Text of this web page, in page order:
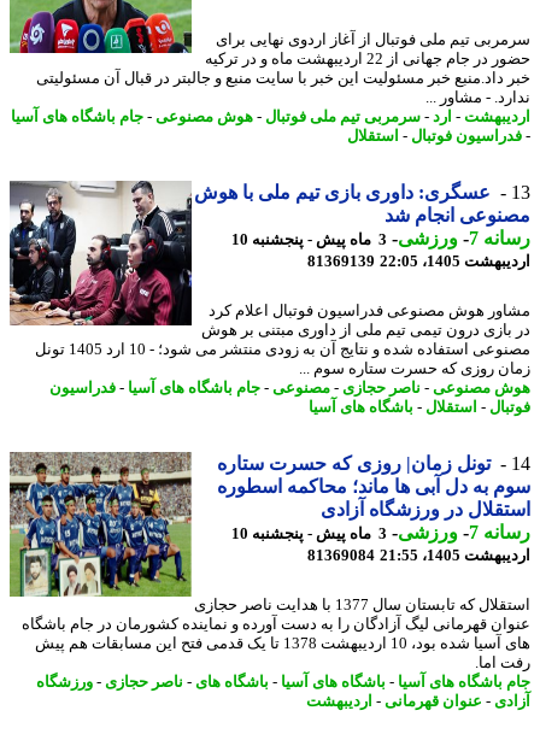
تیم ملی فوتبال از آغاز اردوی نهایی برای
حضور در جام جهانی از 22 اردیبهشت ماه و در ترکیه
داد.منبع خبر مسئولیت این خبر با سایت منبع و جالبتر در قبال آن مسئولیتی
- مشاور ...
-ارد - سرمربی تیم ملی فوتبال-هوش مصنوعی-جام باشگاه های آسیا
فوتبال-استقلال
عسگری: داوری بازی تیم ملی با هوش
انجام شد
7
-ورزشی-
3 ماه پیش - پنجشنبه 10
1405، 22:05
81369139
هوش مصنوعی فدراسیون فوتبال اعلام کرد
درون تیمی تیم ملی از داوری مبتنی بر هوش
مصنوعی استفاده شده و نتایج آن به زودی منتشر می شود؛ - 10 ارد 1405 تونل
روزی که حسرت ستاره سوم ...
مصنوعی-ناصر حجازی- مصنوعی-جام باشگاه های آسیا -فدراسیون
-استقلال-باشگاه های آسیا
تونل زمان| روزی که حسرت ستاره
به دل آبی ها ماند؛ محاکمه اسطوره
در ورزشگاه آزادی
7
-ورزشی-
3 ماه پیش - پنجشنبه 10
1405، 21:55
81369084
استقلال که تابستان سال 1377 با هدایت ناصر حجازی
قهرمانی لیگ آزادگان را به دست آورده و نماینده کشورمان در جام باشگاه
های آسیا شده بود، 10 اردیبهشت 1378 تا یک قدمی فتح این مسابقات هم پیش
اما.
باشگاه های آسیا -باشگاه های آسیا -باشگاه های -ناصر حجازی- ورزشگاه
-عنوان قهرمانی-اردیبهشت